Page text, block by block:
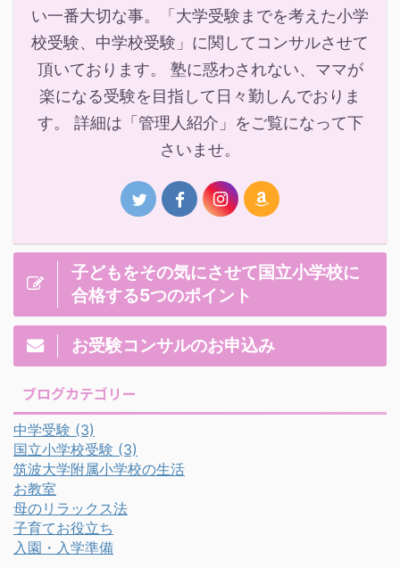
い一番大切な事。「大学受験までを考えた小学
校受験、中学校受験」に関してコンサルさせて
頂いております。 塾に惑わされない、ママが
楽になる受験を目指して日々勤しんでおりま
す。 詳細は「管理人紹介」をご覧になって下
さいませ。
子どもをその気にさせて国立小学校に
合格する5つのポイント
お受験コンサルのお申込み
ブログカテゴリー
中学受験 (3)
国立小学校受験 (3)
筑波大学附属小学校の生活
お教室
母のリラックス法
子育てお役立ち
入園・入学準備